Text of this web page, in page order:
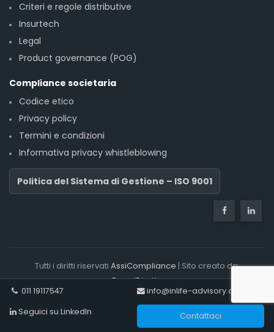
011 19117547
info@inlife-advisory.com
Seguici su LinkedIn
Contattaci
Criteri e regole distributive
Insurtech
Legal
Product governance (POG)
Compliance societaria
Codice etico
Privacy policy
Termini e condizioni
Informativa privacy whistleblowing
Politica del Sistema di Gestione – ISO 9001
Tutti i diritti riservati AssiCompliance | Sito creato da:
BrandDiretto